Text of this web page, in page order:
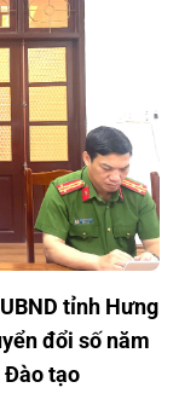
tỉnh Hưng
đổi số năm
Đào tạo